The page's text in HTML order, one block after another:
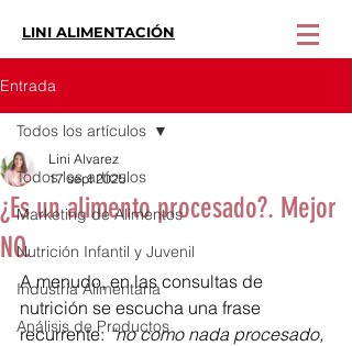
LINI ALIMENTACIÓN
Entrada
Todos los artículos
Marketing de Alimentos
Nutrición Infantil y Juvenil
Industria Alimentaria
Análisis de Productos
Todos los artículos
¿Es un alimento procesado?. Mejor
NO.
Lini Alvarez
17 sept 2025
A menudo, en las consultas de
nutrición se escucha una frase
recurrente: “no como nada procesado,